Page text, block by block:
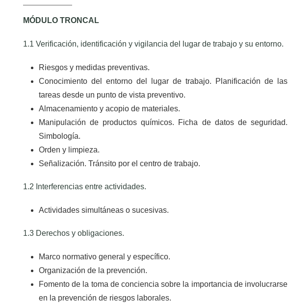
MÓDULO TRONCAL
1.1 Verificación, identificación y vigilancia del lugar de trabajo y su entorno.
Riesgos y medidas preventivas.
Conocimiento del entorno del lugar de trabajo. Planificación de las
tareas desde un punto de vista preventivo.
Almacenamiento y acopio de materiales.
Manipulación de productos químicos. Ficha de datos de seguridad.
Simbología.
Orden y limpieza.
Señalización. Tránsito por el centro de trabajo.
1.2 Interferencias entre actividades.
Actividades simultáneas o sucesivas.
1.3 Derechos y obligaciones.
Marco normativo general y específico.
Organización de la prevención.
Fomento de la toma de conciencia sobre la importancia de involucrarse
en la prevención de riesgos laborales.